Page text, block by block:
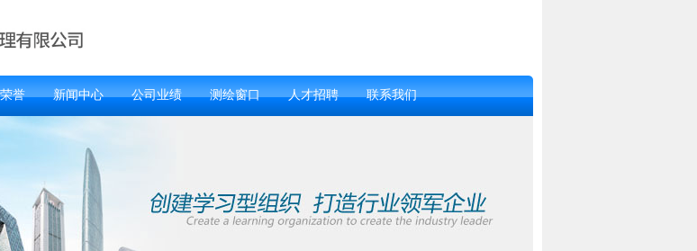
誉 新闻中心 公司业绩 测绘窗口 人才招聘 联系我们